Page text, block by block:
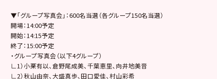
▼「グループ写真会」：600名当選（各グループ150名当選）
開場：14:00予定
開始：14:15予定
終了：15:00予定
・グループ写真会（以下4グループ）
∟1）小栗有以、倉野尾成美、千葉恵里、向井地美音
∟2）秋山由奈、大盛真歩、田口愛佳、村山彩希